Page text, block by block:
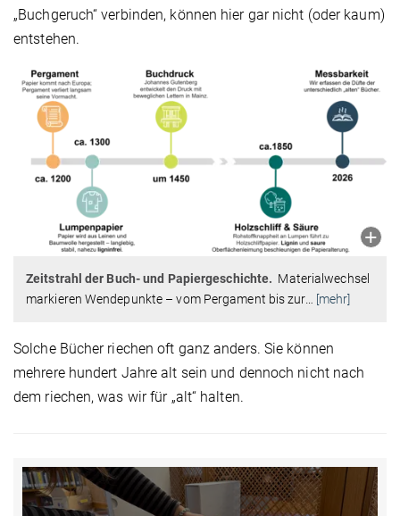
„Buchgeruch“ verbinden, können hier gar nicht (oder kaum)
entstehen.
Zeitstrahl der Buch- und Papiergeschichte. Materialwechsel
markieren Wendepunkte – vom Pergament bis zur… [mehr]
Solche Bücher riechen oft ganz anders. Sie können
mehrere hundert Jahre alt sein und dennoch nicht nach
dem riechen, was wir für „alt“ halten.